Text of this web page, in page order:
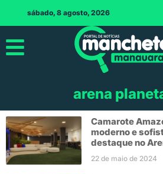
sábado, 8 agosto, 2026
arena
Camarote
moderno e
destaque no
22 de maio de 2024